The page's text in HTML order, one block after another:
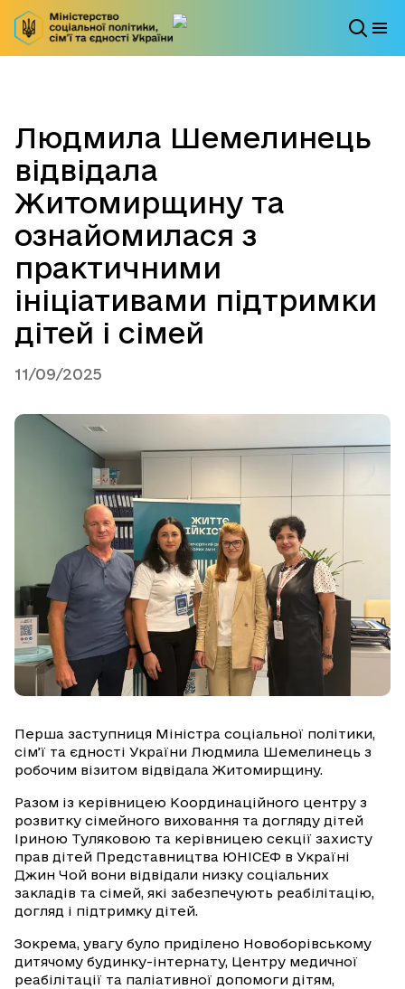
Людмила Шемелинець
відвідала
Житомирщину та
ознайомилася з
практичними
ініціативами підтримки
дітей і сімей
11/09/2025
Перша заступниця Міністра соціальної політики,
сім’ї та єдності України Людмила Шемелинець з
робочим візитом відвідала Житомирщину.
Разом із керівницею Координаційного центру з
розвитку сімейного виховання та догляду дітей
Іриною Туляковою та керівницею секції захисту
прав дітей Представництва ЮНІСЕФ в Україні
Джин Чой вони відвідали низку соціальних
закладів та сімей, які забезпечують реабілітацію,
догляд і підтримку дітей.
Зокрема, увагу було приділено Новоборівському
дитячому будинку-інтернату, Центру медичної
реабілітації та паліативної допомоги дітям,